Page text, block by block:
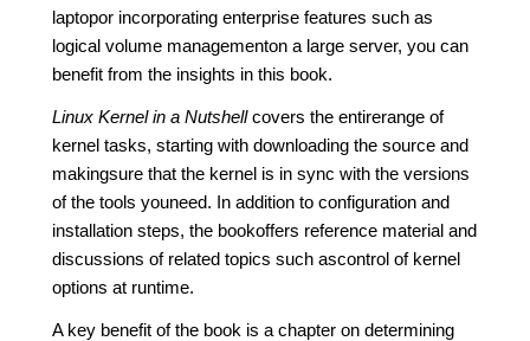
laptopor incorporating enterprise features such as
logical volume managementon a large server, you can
benefit from the insights in this book.
Linux Kernel in a Nutshellcovers the entirerange of
kernel tasks, starting with downloading the source and
makingsure that the kernel is in sync with the versions
of the tools youneed. In addition to configuration and
installation steps, the bookoffers reference material and
discussions of related topics such ascontrol of kernel
options at runtime.
A key benefit of the book is a chapter on determining